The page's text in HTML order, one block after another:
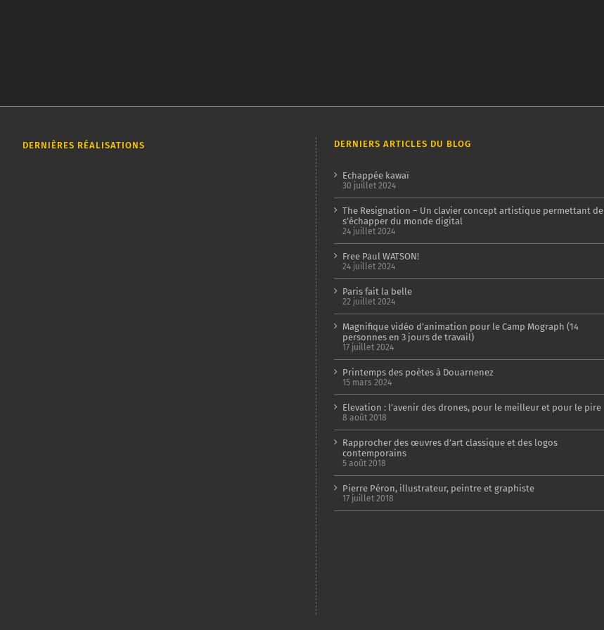
DERNIÈRES RÉALISATIONS DERNIERS ARTICLES DU BLOG
Echappée kawaï
30 juillet 2024
The Resignation – Un clavier concept artistique permettant de
s’échapper du monde digital
24 juillet 2024
Free Paul WATSON!
24 juillet 2024
Paris fait la belle
22 juillet 2024
Magnifique vidéo d’animation pour le Camp Mograph (14
personnes en 3 jours de travail)
17 juillet 2024
Printemps des poètes à Douarnenez
15 mars 2024
Elevation : l’avenir des drones, pour le meilleur et pour le pire
8 août 2018
Rapprocher des œuvres d’art classique et des logos
contemporains
5 août 2018
Pierre Péron, illustrateur, peintre et graphiste
17 juillet 2018